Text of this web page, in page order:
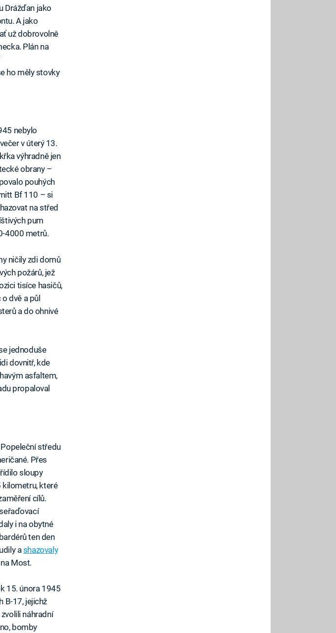
Drážďan jako
A jako
už dobrovolně
Plán na
ho měly stovky
nebylo
v úterý 13.
výhradně jen
obrany –
pouhých
Bf 110 – si
na střed
pum
4000 metrů.
ničily zdi domů
požárů, jež
tisíce hasičů,
dvě a půl
a do ohnivé
jednoduše
dovnitř, kde
asfaltem,
propaloval
středu
Přes
sloupy
kilometru, které
cílů.
i na obytné
ten den
a shazovaly
Most.
15. února 1945
B-17, jejichž
náhradní
bomby